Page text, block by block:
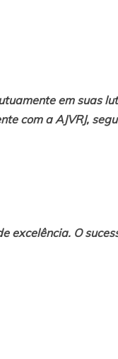
em suas
com a AJVRJ,
excelência. O